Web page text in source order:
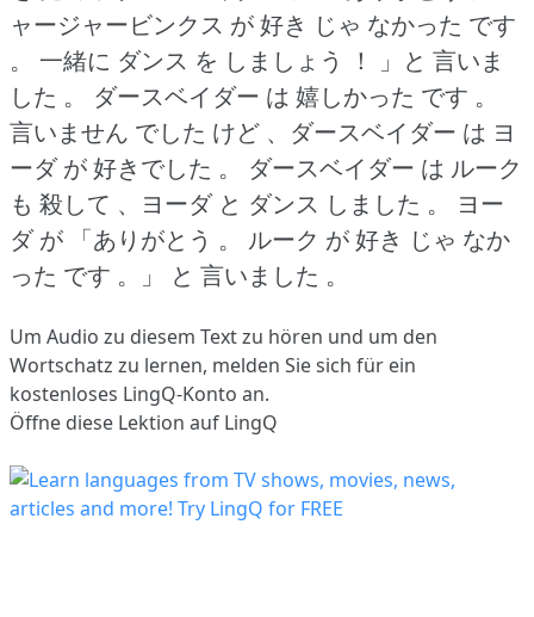
ャージャービンクス が 好き じゃ なかった です
。
一緒に ダンス を しましょう ！
」と 言いま
した 。
ダースベイダー は 嬉しかった です 。
言いません でした けど 、ダースベイダー は ヨ
ーダ が 好きでした 。
ダースベイダー は ルーク
も 殺して 、ヨーダ と ダンス しました 。
ヨー
ダ が 「ありがとう 。
ルーク が 好き じゃ なか
った です 。」
と 言いました 。
Um Audio zu diesem Text zu hören und um den
Wortschatz zu lernen, melden Sie sich für ein
kostenloses LingQ-Konto an.
Öffne diese Lektion auf LingQ